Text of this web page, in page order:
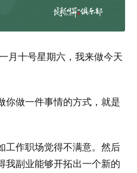
月十号星期六，我来做今天
你做一件事情的方式，就是
工作职场觉得不满意。然后
我副业能够开拓出一个新的